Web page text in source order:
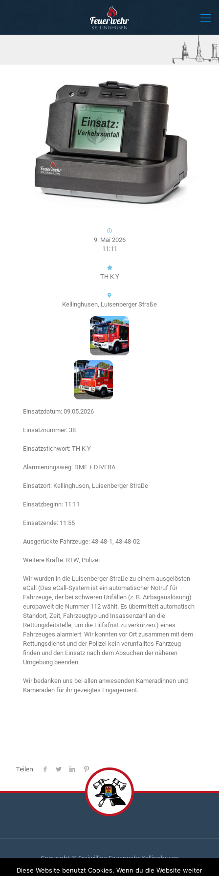
9. Mai 2026
11:11
TH K Y
Kellinghusen, Luisenberger Straße
Einsatzdatum: 09.05.2026
Einsatznummer: 38
Einsatzstichwort: TH K Y
Alarmierungsweg: DME + DIVERA
Einsatzort: Kellinghusen, Luisenberger Straße
Einsatzbeginn: 11:11
Einsatzende: 11:55
Ausgerückte Fahrzeuge: 43-48-1, 43-48-02
Weitere Kräfte: RTW, Polizei
Wir wurden in die Luisenberger Straße zu einem ausgelösten
eCall (Das eCall-System ist ein automatischer Notruf für
Fahrzeuge, der bei schweren Unfällen (z. B. Airbagauslösung)
europaweit die Nummer 112 wählt. Es übermittelt automatisch
Standort, Zeit, Fahrzeugtyp und Insassenzahl an die
Rettungsleitstelle, um die Hilfsfrist zu verkürzen.) eines
Fahrzeuges alarmiert. Wir konnten vor Ort zusammen mit dem
Rettungsdienst und der Polizei kein verunfalltes Fahrzeug
finden und den Einsatz nach dem Absuchen der näheren
Umgebung beenden.
Wir bedanken uns bei allen anwesenden Kameradinnen und
Kameraden für ihr gezeigtes Engagement.
Teilen
Copyright © Freiwillige Feuerwehr Kellinghusen
Diese Website benutzt Cookies. Wenn du die Website weiter